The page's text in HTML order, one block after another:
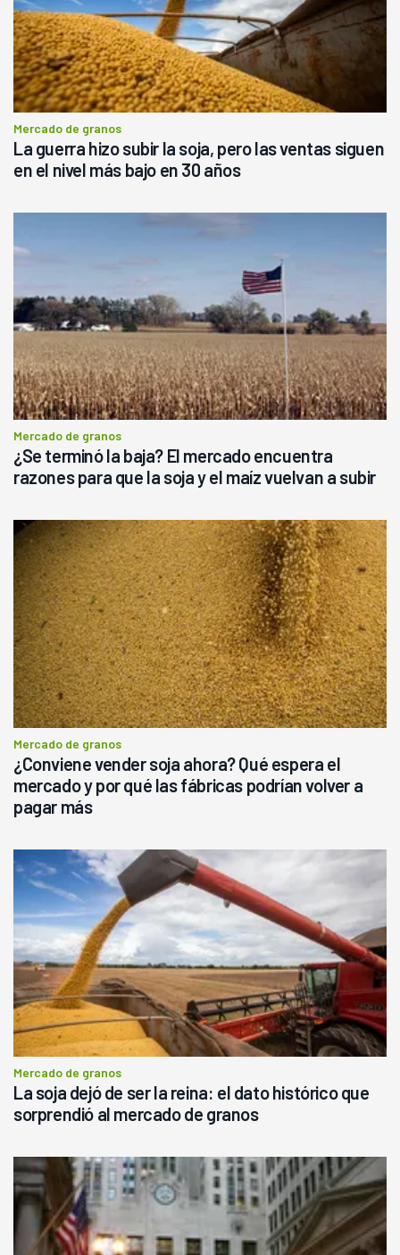
Mercado de granos
La guerra hizo subir la soja, pero las ventas siguen
en el nivel más bajo en 30 años
Mercado de granos
¿Se terminó la baja? El mercado encuentra
razones para que la soja y el maíz vuelvan a subir
Mercado de granos
¿Conviene vender soja ahora? Qué espera el
mercado y por qué las fábricas podrían volver a
pagar más
Mercado de granos
La soja dejó de ser la reina: el dato histórico que
sorprendió al mercado de granos